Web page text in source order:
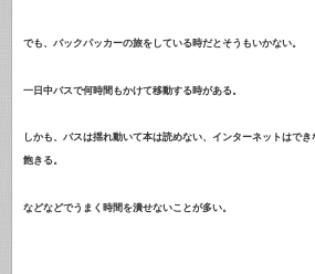
でも、バックパッカーの旅をしている時だとそうもいかない。
一日中バスで何時間もかけて移動する時がある。
しかも、バスは揺れ動いて本は読めない、インターネットはで
飽きる。
などなどでうまく時間を潰せないことが多い。